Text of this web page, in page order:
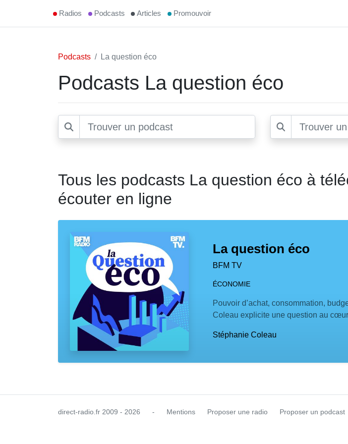
Radios Podcasts Articles Promouvoir
Podcasts La question éco
Podcasts La question éco
Tous les podcasts La question éco à
écouter en ligne
La question éco
BFM TV
ÉCONOMIE
Pouvoir d’achat, consommation,
Coleau explicite une question au
Stéphanie Coleau
direct-radio.fr 2009 - 2026 - Mentions Proposer une radio Proposer un podcast